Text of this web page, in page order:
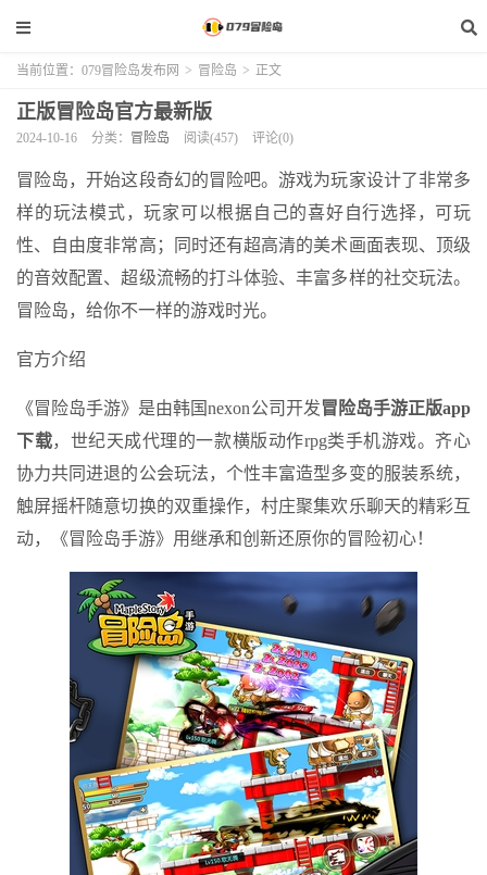
当前位置： 079冒险岛发布网 > 冒险岛 > 正文
正版冒险岛官方最新版
2024-10-16 分类： 冒险岛 阅读(457) 评论(0)
冒险岛，开始这段奇幻的冒险吧。游戏为玩家设计了非常多
样的玩法模式，玩家可以根据自己的喜好自行选择，可玩
性、自由度非常高；同时还有超高清的美术画面表现、顶级
的音效配置、超级流畅的打斗体验、丰富多样的社交玩法。
冒险岛，给你不一样的游戏时光。
官方介绍
《冒险岛手游》是由韩国nexon公司开发冒险岛手游正版app
下载，世纪天成代理的一款横版动作rpg类手机游戏。齐心
协力共同进退的公会玩法，个性丰富造型多变的服装系统，
触屏摇杆随意切换的双重操作，村庄聚集欢乐聊天的精彩互
动，《冒险岛手游》用继承和创新还原你的冒险初心！